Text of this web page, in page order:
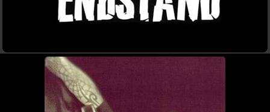
FEEEDBACK